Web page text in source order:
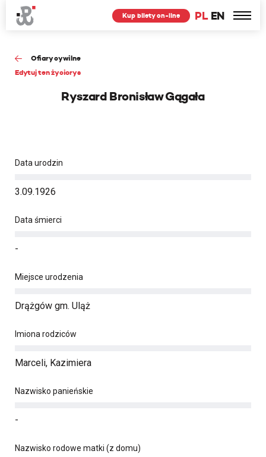
PL EN
Kup bilety on-line
Ofiary cywilne
Edytuj ten życiorys
Ryszard Bronisław Gągała
Data urodzin
3.09.1926
Data śmierci
-
Miejsce urodzenia
Drążgów gm. Uląż
Imiona rodziców
Marceli, Kazimiera
Nazwisko panieńskie
-
Nazwisko rodowe matki (z domu)